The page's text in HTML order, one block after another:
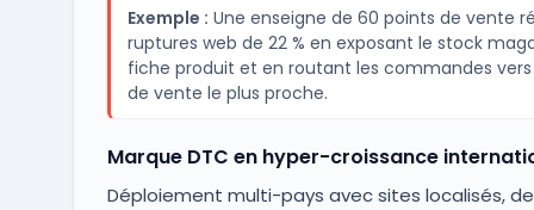
Exemple : Une enseigne de 60 points de vente
ruptures web de 22 % en exposant le stock
fiche produit et en routant les commandes
de vente le plus proche.
Marque DTC en hyper-croissance
Déploiement multi-pays avec sites localisés,